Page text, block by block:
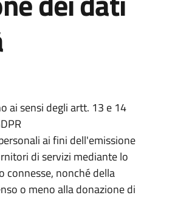
ai sensi degli artt. 13 e 14
ai fini dell'emissione
di servizi mediante lo
connesse, nonché della
o meno alla donazione di